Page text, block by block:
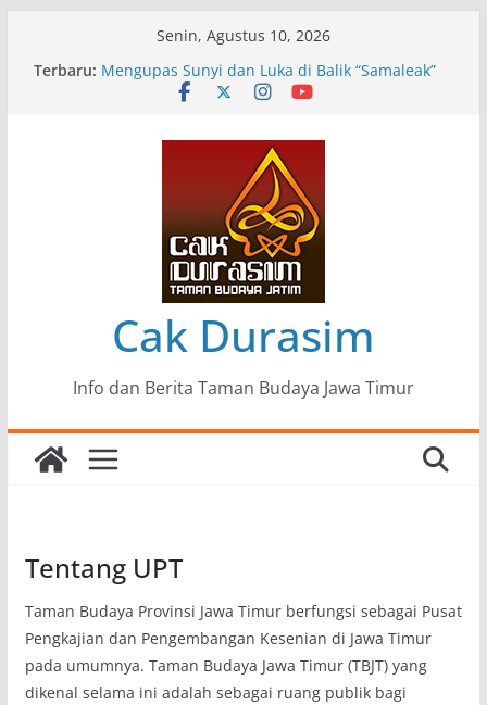
Senin, Agustus 10, 2026
Terbaru: Pameran Lukisan Komunitas Patria Seni Rupa
Kota Blitar : Ketika “Bergerak” Menjadi Mantra
Mengupas Sunyi dan Luka di Balik “Samaleak”
Menjaga Marwah Seni dan Budaya: Catatan
Kunjungan Kerja Ir. Bambang Haryo Soekartono
(BHS) Anggota DPR RI ke Taman Budaya Jawa
Pameran Tunggal 35 Karya Agus Koecink
“Tumbang Tambang”, Ungkapan Kritis Tentang
Derita Pekerja Pertambangan
Cak Durasim
Info dan Berita Taman Budaya Jawa Timur
Tentang UPT
Taman Budaya Provinsi Jawa Timur berfungsi sebagai Pusat
Pengkajian dan Pengembangan Kesenian di Jawa Timur
pada umumnya. Taman Budaya Jawa Timur (TBJT) yang
dikenal selama ini adalah sebagai ruang publik bagi